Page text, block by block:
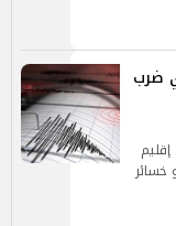
ضرب
إقليم
خسائر